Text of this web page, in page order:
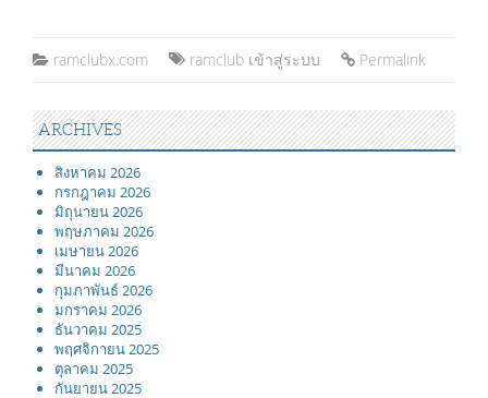
ramclubx.com ramclub เข้าสู่ระบบ Permalink
ARCHIVES
สิงหาคม 2026
กรกฎาคม 2026
มิถุนายน 2026
พฤษภาคม 2026
เมษายน 2026
มีนาคม 2026
กุมภาพันธ์ 2026
มกราคม 2026
ธันวาคม 2025
พฤศจิกายน 2025
ตุลาคม 2025
กันยายน 2025